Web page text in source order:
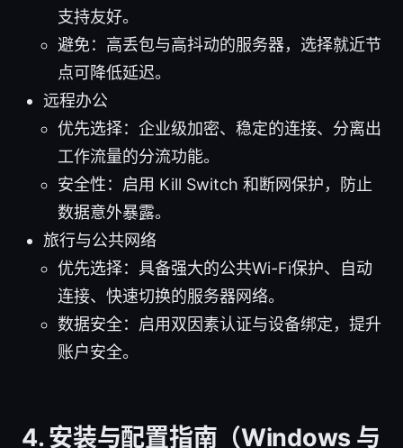
支持友好。
避免：高丢包与高抖动的服务器，选择就近节
点可降低延迟。
远程办公
优先选择：企业级加密、稳定的连接、分离出
工作流量的分流功能。
安全性：启用 Kill Switch 和断网保护，防止
数据意外暴露。
旅行与公共网络
优先选择：具备强大的公共Wi-Fi保护、自动
连接、快速切换的服务器网络。
数据安全：启用双因素认证与设备绑定，提升
账户安全。
4. 安装与配置指南（Windows 与